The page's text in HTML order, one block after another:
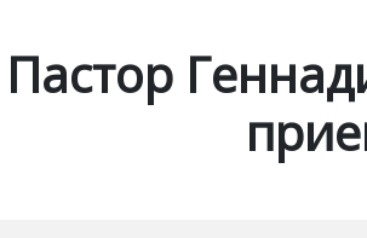
Пастор